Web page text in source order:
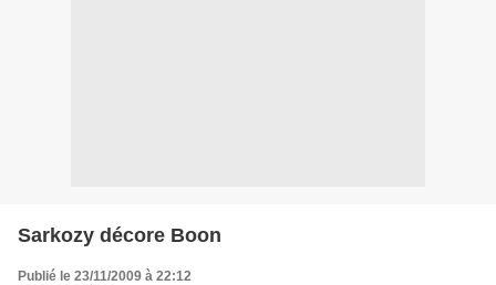
Sarkozy décore Boon
Publié le 23/11/2009 à 22:12